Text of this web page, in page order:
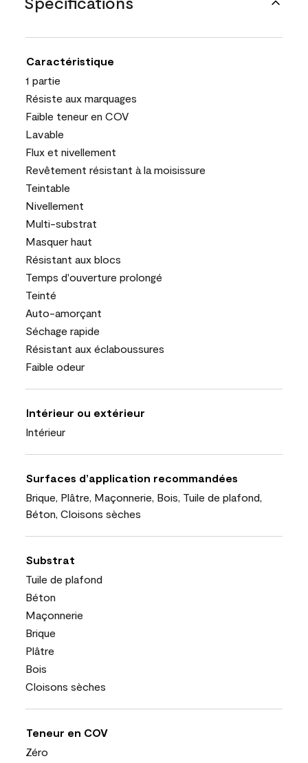
Caractéristique
1 partie
Résiste aux marquages
Faible teneur en COV
Lavable
Flux et nivellement
Revêtement résistant à la moisissure
Teintable
Nivellement
Multi-substrat
Masquer haut
Résistant aux blocs
Temps d'ouverture prolongé
Teinté
Auto-amorçant
Séchage rapide
Résistant aux éclaboussures
Faible odeur
Intérieur ou extérieur
Intérieur
Surfaces d’application recommandées
Brique, Plâtre, Maçonnerie, Bois, Tuile de plafond,
Béton, Cloisons sèches
Substrat
Tuile de plafond
Béton
Maçonnerie
Brique
Plâtre
Bois
Cloisons sèches
Teneur en COV
Zéro